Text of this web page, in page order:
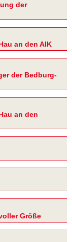
der
an den AIK
der Bedburg-
an den
Größe